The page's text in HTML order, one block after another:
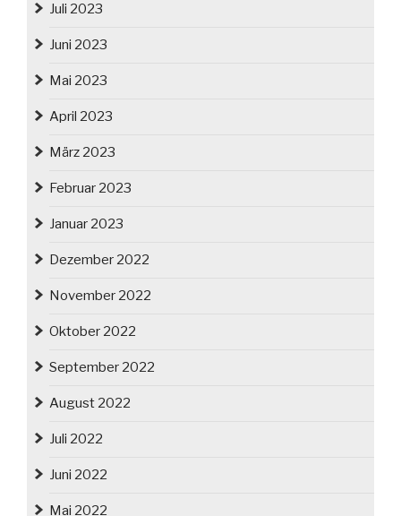
Juli 2023
Juni 2023
Mai 2023
April 2023
März 2023
Februar 2023
Januar 2023
Dezember 2022
November 2022
Oktober 2022
September 2022
August 2022
Juli 2022
Juni 2022
Mai 2022